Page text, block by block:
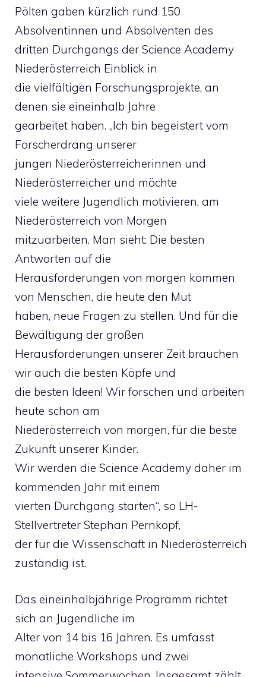
Pölten gaben kürzlich rund 150
Absolventinnen und Absolventen des
dritten Durchgangs der Science Academy
Niederösterreich Einblick in
die vielfältigen Forschungsprojekte, an
denen sie eineinhalb Jahre
gearbeitet haben. „Ich bin begeistert vom
Forscherdrang unserer
jungen Niederösterreicherinnen und
Niederösterreicher und möchte
viele weitere Jugendlich motivieren, am
Niederösterreich von Morgen
mitzuarbeiten. Man sieht: Die besten
Antworten auf die
Herausforderungen von morgen kommen
von Menschen, die heute den Mut
haben, neue Fragen zu stellen. Und für die
Bewältigung der großen
Herausforderungen unserer Zeit brauchen
wir auch die besten Köpfe und
die besten Ideen! Wir forschen und arbeiten
heute schon am
Niederösterreich von morgen, für die beste
Zukunft unserer Kinder.
Wir werden die Science Academy daher im
kommenden Jahr mit einem
vierten Durchgang starten“, so LH-
Stellvertreter Stephan Pernkopf,
der für die Wissenschaft in Niederösterreich
zuständig ist.
Das eineinhalbjährige Programm richtet
sich an Jugendliche im
Alter von 14 bis 16 Jahren. Es umfasst
monatliche Workshops und zwei